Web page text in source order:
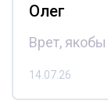
Олег
Врет,
14.07.26